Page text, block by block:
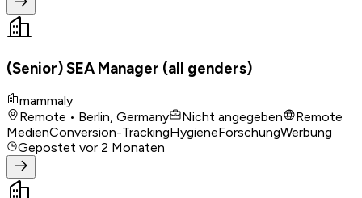
(Senior) SEA Manager (all genders)
mammaly
Remote • Berlin, Germany
Nicht angegeben
Remote
MedienConversion-TrackingHygieneForschungWerbung
Gepostet vor 2 Monaten